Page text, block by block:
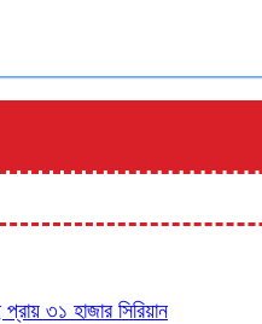
৩১ হাজার সিরিয়ান